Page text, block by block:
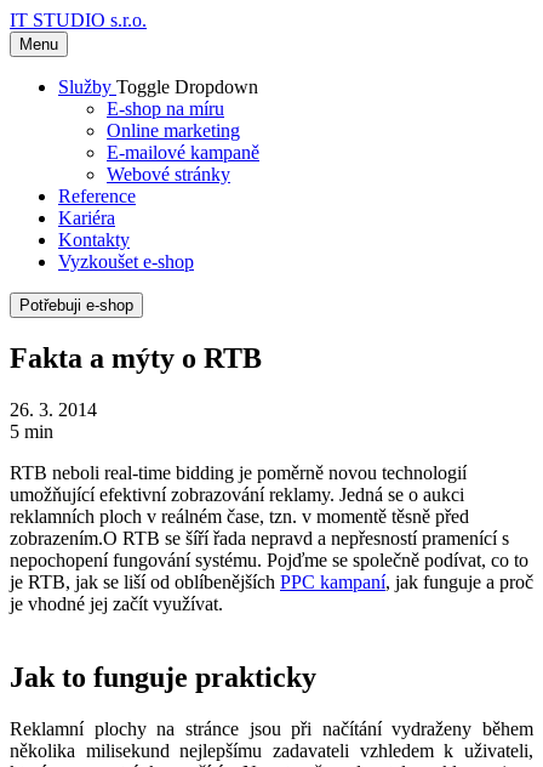
IT STUDIO s.r.o.
Menu
Služby Toggle Dropdown
E-shop na míru
Online marketing
E-mailové kampaně
Webové stránky
Reference
Kariéra
Kontakty
Vyzkoušet e-shop
Potřebuji e-shop
Fakta a mýty o RTB
26. 3. 2014
5 min
RTB neboli real-time bidding je poměrně novou technologií
umožňující efektivní zobrazování reklamy. Jedná se o aukci
reklamních ploch v reálném čase, tzn. v momentě těsně před
zobrazením.O RTB se šíří řada nepravd a nepřesností pramenící s
nepochopení fungování systému. Pojďme se společně podívat, co to
je RTB, jak se liší od oblíbenějších PPC kampaní, jak funguje a proč
je vhodné jej začít využívat.
Jak to funguje prakticky
Reklamní plochy na stránce jsou při načítání vydraženy během
několika milisekund nejlepšímu zadavateli vzhledem k uživateli,